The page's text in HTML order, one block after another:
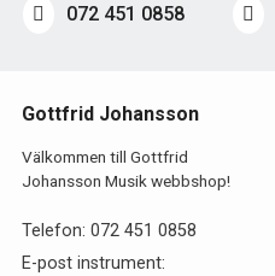
072 451 0858
Gottfrid Johansson
Välkommen till Gottfrid
Johansson Musik webbshop!
Telefon: 072 451 0858
E-post instrument: